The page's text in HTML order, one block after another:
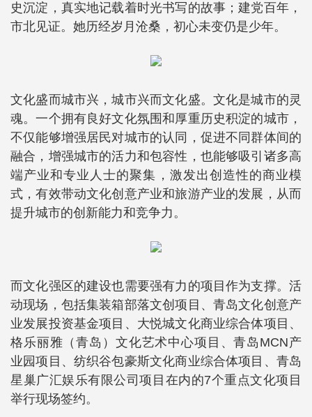
史沉淀，真实地记载着时光书写的故事；建党百年，
市北见证。她历经岁月沧桑，初心未变仍是少年。
文化盛而城市兴，城市兴而文化盛。文化是城市的灵
魂。一个拥有良好文化氛围和厚重历史积淀的城市，
不仅能够增强居民对城市的认同，促进不同群体间的
融合，增强城市的活力和包容性，也能够吸引诸多高
端产业和专业人士的聚集，激发出创造性的商业模
式，有效带动文化创意产业和旅游产业的发展，从而
提升城市的创新能力和竞争力。
而文化强区的建设也需要强有力的项目作为支撑。活
动现场，包括集装箱部落文创项目、青岛文化创意产
业发展投资基金项目、大悦城文化商业综合体项目、
格乐丽雅（青岛）文化艺术中心项目、青岛MCN产
业园项目、纺织谷包豪斯文化商业综合体项目、青岛
星巢广汇娱乐有限公司项目在内的7个重点文化项目
举行现场签约。